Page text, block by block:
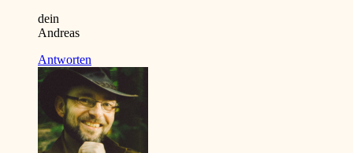
dein
Andreas
Antworten